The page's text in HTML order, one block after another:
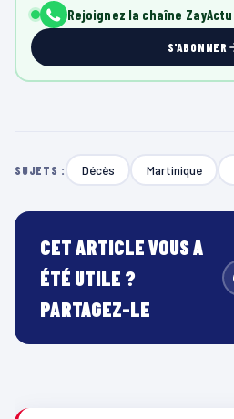
Rejoignez la chaîne ZayActu
S'ABONNER
SUJETS : Décès Martinique
CET ARTICLE VOUS A
ÉTÉ UTILE ?
PARTAGEZ-LE